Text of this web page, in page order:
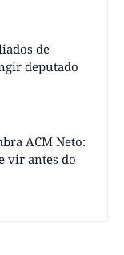
de
deputado
ACM Neto:
vir antes do